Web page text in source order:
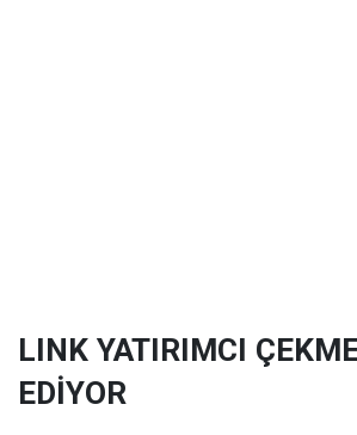
LINK YATIRIMCI
EDİYOR